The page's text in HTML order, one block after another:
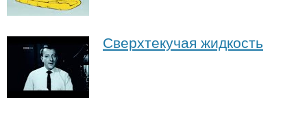
Сверхтекучая жидкость